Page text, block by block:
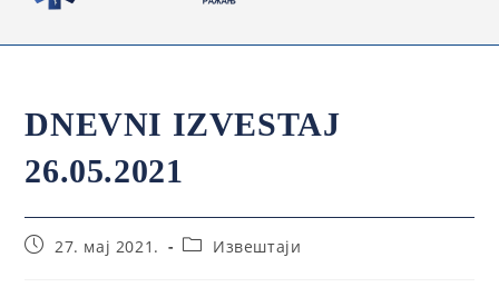
DNEVNI IZVESTAJ
26.05.2021
27. мај 2021. Извештаји